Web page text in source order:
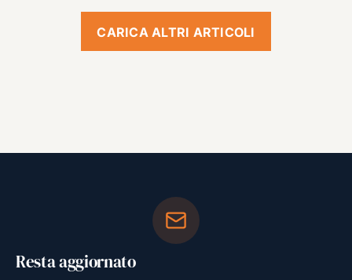
CARICA ALTRI ARTICOLI
Resta aggiornato